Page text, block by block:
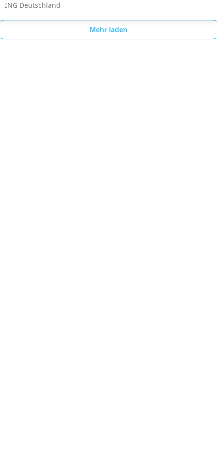
ING Deutschland
Mehr laden